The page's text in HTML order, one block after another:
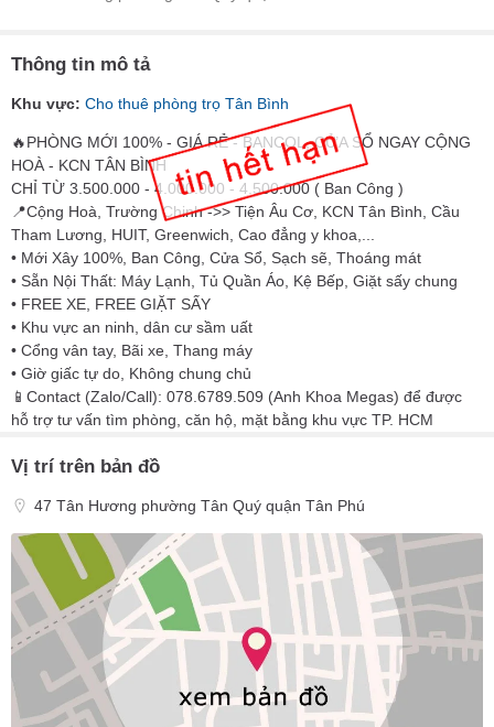
Thông tin mô tả
Khu vực: Cho thuê phòng trọ Tân Bình
🔥PHÒNG MỚI 100% - GIÁ RẺ - BANCOL, CỬA SỔ NGAY CỘNG
HOÀ - KCN TÂN BÌNH
CHỈ TỪ 3.500.000 - 4.000.000 - 4.500.000 ( Ban Công )
📍Cộng Hoà, Trường Chinh ->> Tiện Âu Cơ, KCN Tân Bình, Cầu
Tham Lương, HUIT, Greenwich, Cao đẳng y khoa,...
• Mới Xây 100%, Ban Công, Cửa Sổ, Sạch sẽ, Thoáng mát
• Sẵn Nội Thất: Máy Lạnh, Tủ Quần Áo, Kệ Bếp, Giặt sấy chung
• FREE XE, FREE GIẶT SẤY
• Khu vực an ninh, dân cư sầm uất
• Cổng vân tay, Bãi xe, Thang máy
• Giờ giấc tự do, Không chung chủ
📱Contact (Zalo/Call): 078.6789.509 (Anh Khoa Megas) để được
hỗ trợ tư vấn tìm phòng, căn hộ, mặt bằng khu vực TP. HCM
Vị trí trên bản đồ
47 Tân Hương phường Tân Quý quận Tân Phú